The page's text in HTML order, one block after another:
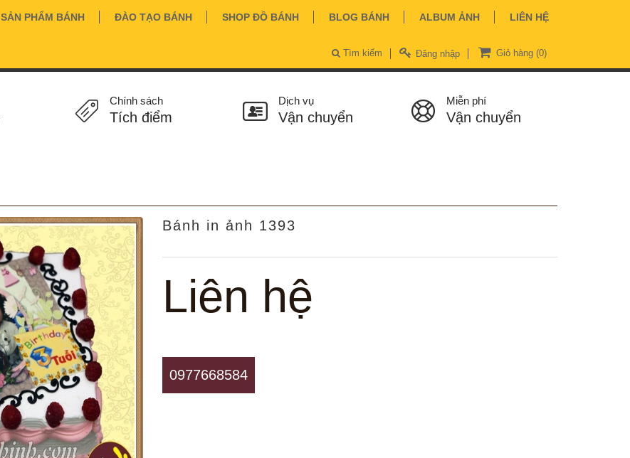
SẢN PHẨM BÁNH ĐÀO TẠO BÁNH SHOP ĐỒ BÁNH BLOG BÁNH ALBUM ẢNH LIÊN HỆ
Giỏ hàng (0)
Đăng nhập
Tìm kiếm
Chính sách
Tích điểm
Dịch vụ
Vận chuyển
Miễn phí
Vận chuyển
Bánh in ảnh 1393
Liên hệ
0977668584